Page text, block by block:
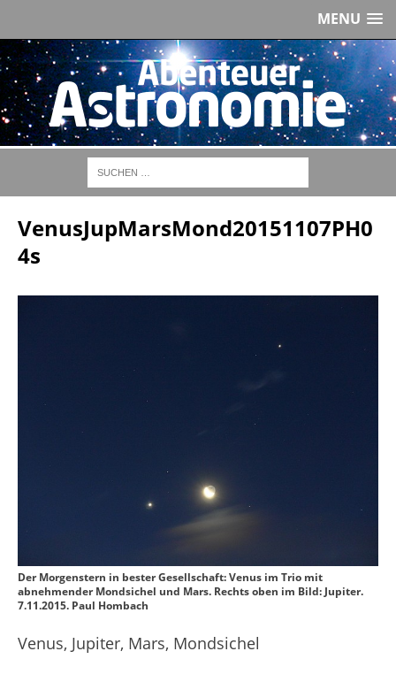
MENU
VenusJupMarsMond20151107PH0
4s
Der Morgenstern in bester Gesellschaft: Venus im Trio mit
abnehmender Mondsichel und Mars. Rechts oben im Bild: Jupiter.
7.11.2015. Paul Hombach
Venus, Jupiter, Mars, Mondsichel